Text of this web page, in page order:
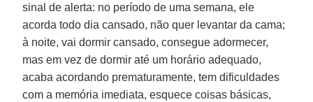
sinal de alerta: no período de uma semana, ele
acorda todo dia cansado, não quer levantar da cama;
à noite, vai dormir cansado, consegue adormecer,
mas em vez de dormir até um horário adequado,
acaba acordando prematuramente, tem dificuldades
com a memória imediata, esquece coisas básicas,